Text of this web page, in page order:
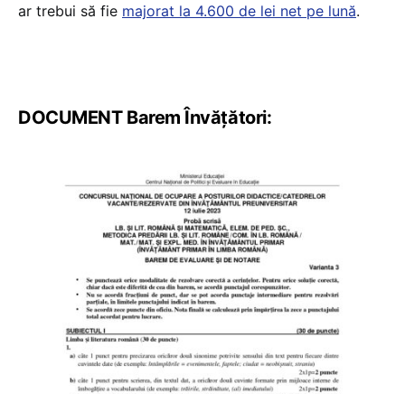
ar trebui să fie majorat la 4.600 de lei net pe lună.
DOCUMENT Barem Învățători: